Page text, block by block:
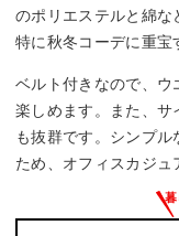
のポリエステルと綿な
特に秋冬コーデに重宝
ベルト付きなので、ウ
楽しめます。また、サ
も抜群です。シンプ
ため、オフィスカジュ